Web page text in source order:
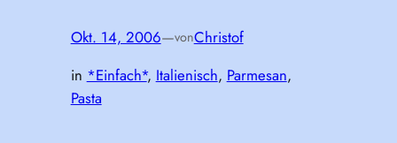
Okt. 14, 2006—vonChristof
in *Einfach*, Italienisch, Parmesan
Pasta